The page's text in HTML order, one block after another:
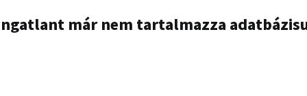
már nem tartalmazza